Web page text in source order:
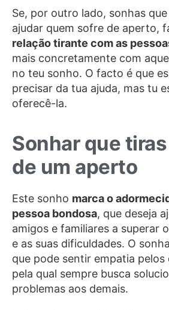
Se, por outro lado, sonhas
ajudar quem sofre de aperto,
relação tirante com as
mais concretamente com
no teu sonho. O facto é que
precisar da tua ajuda, mas tu
oferecê-la.
Sonhar que
de um aperto
Este sonho marca o
pessoa bondosa, que deseja
amigos e familiares a superar
e as suas dificuldades. O
que pode sentir empatia pelos
pela qual sempre busca
problemas aos demais.